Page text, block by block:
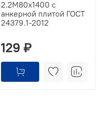
2.2М80х1400 с
анкерной плитой ГОСТ
24379.1-2012
129 ₽